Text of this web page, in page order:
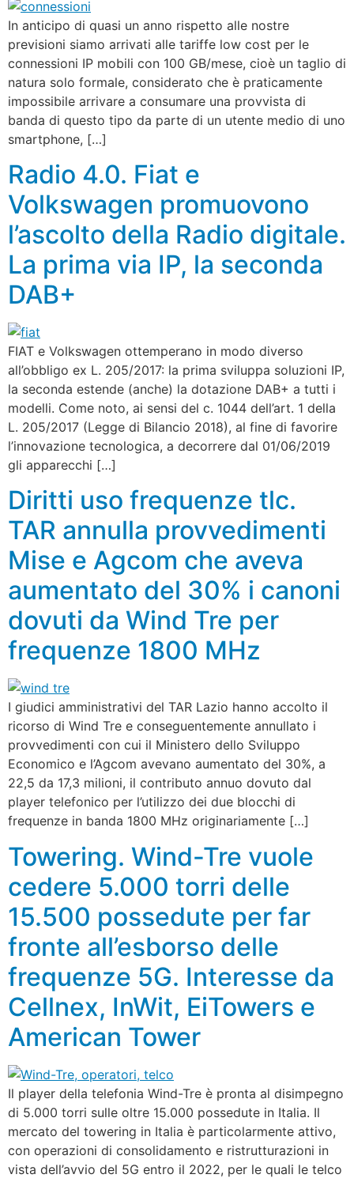
In anticipo di quasi un anno rispetto alle nostre
previsioni siamo arrivati alle tariffe low cost per le
connessioni IP mobili con 100 GB/mese, cioè un taglio di
natura solo formale, considerato che è praticamente
impossibile arrivare a consumare una provvista di
banda di questo tipo da parte di un utente medio di uno
smartphone, […]
Radio 4.0. Fiat e
Volkswagen promuovono
l’ascolto della Radio digitale.
La prima via IP, la seconda
DAB+
FIAT e Volkswagen ottemperano in modo diverso
all’obbligo ex L. 205/2017: la prima sviluppa soluzioni IP,
la seconda estende (anche) la dotazione DAB+ a tutti i
modelli. Come noto, ai sensi del c. 1044 dell’art. 1 della
L. 205/2017 (Legge di Bilancio 2018), al fine di favorire
l’innovazione tecnologica, a decorrere dal 01/06/2019
gli apparecchi […]
Diritti uso frequenze tlc.
TAR annulla provvedimenti
Mise e Agcom che aveva
aumentato del 30% i canoni
dovuti da Wind Tre per
frequenze 1800 MHz
I giudici amministrativi del TAR Lazio hanno accolto il
ricorso di Wind Tre e conseguentemente annullato i
provvedimenti con cui il Ministero dello Sviluppo
Economico e l’Agcom avevano aumentato del 30%, a
22,5 da 17,3 milioni, il contributo annuo dovuto dal
player telefonico per l’utilizzo dei due blocchi di
frequenze in banda 1800 MHz originariamente […]
Towering. Wind-Tre vuole
cedere 5.000 torri delle
15.500 possedute per far
fronte all’esborso delle
frequenze 5G. Interesse da
Cellnex, InWit, EiTowers e
American Tower
Il player della telefonia Wind-Tre è pronta al disimpegno
di 5.000 torri sulle oltre 15.000 possedute in Italia. Il
mercato del towering in Italia è particolarmente attivo,
con operazioni di consolidamento e ristrutturazioni in
vista dell’avvio del 5G entro il 2022, per le quali le telco